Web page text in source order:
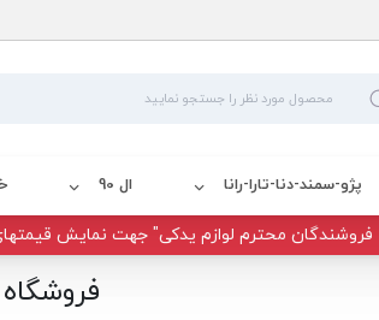
پژو-سمند-دنا-تارا-رانا ال 90
فروشندگان محترم لوازم یدکی" جهت نمایش